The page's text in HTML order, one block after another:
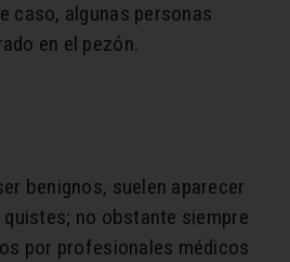
caso, algunas personas
en el pezón.
benignos, suelen aparecer
no obstante siempre
por profesionales médicos